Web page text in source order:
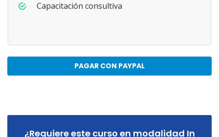
Capacitación consultiva
PAGAR CON PAYPAL
¿Requiere este curso en modalidad In